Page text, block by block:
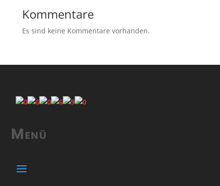
Kommentare
Es sind keine Kommentare vorhanden.
Menü